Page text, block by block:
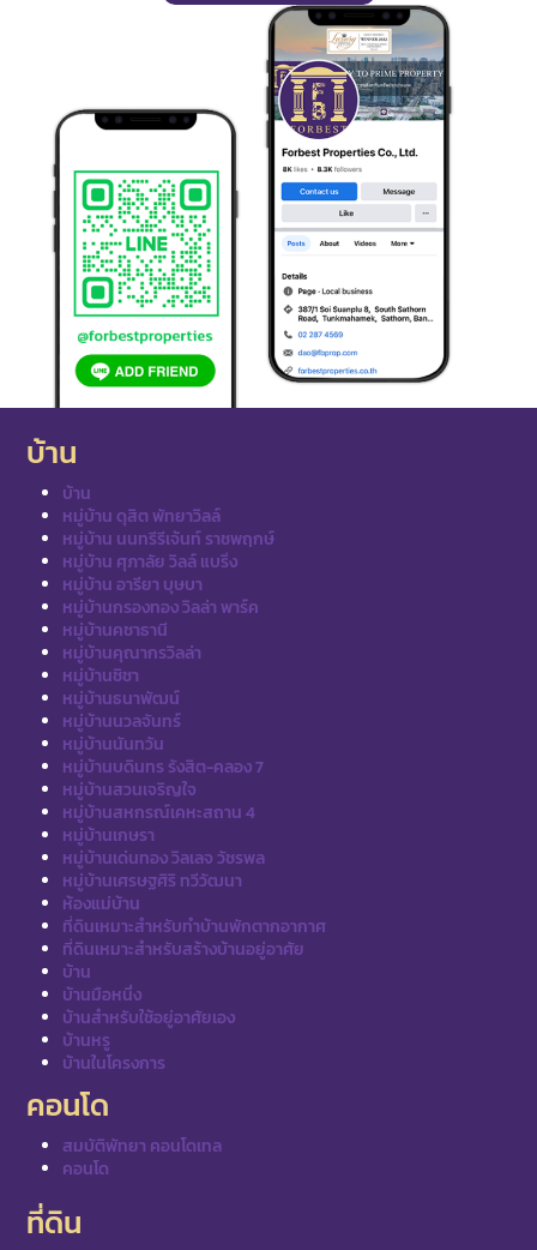
บ้าน
บ้าน
หมู่บ้าน ดุสิต พัทยาวิลล์
หมู่บ้าน นนทรีรีเจ้นท์ ราชพฤกษ์
หมู่บ้าน ศุภาลัย วิลล์ แบริ่ง
หมู่บ้าน อารียา บุษบา
หมู่บ้านกรองทอง วิลล่า พาร์ค
หมู่บ้านคชาธานี
หมู่บ้านคุณากรวิลล่า
หมู่บ้านชิชา
หมู่บ้านธนาพัฒน์
หมู่บ้านนวลจันทร์
หมู่บ้านนันทวัน
หมู่บ้านบดินทร รังสิต-คลอง 7
หมู่บ้านสวนเจริญใจ
หมู่บ้านสหกรณ์เคหะสถาน 4
หมู่บ้านเกษรา
หมู่บ้านเด่นทอง วิลเลจ วัชรพล
หมู่บ้านเศรษฐศิริ ทวีวัฒนา
ห้องแม่บ้าน
ที่ดินเหมาะสำหรับทำบ้านพักตากอากาศ
ที่ดินเหมาะสำหรับสร้างบ้านอยู่อาศัย
บ้าน
บ้านมือหนึ่ง
บ้านสำหรับใช้อยู่อาศัยเอง
บ้านหรู
บ้านในโครงการ
คอนโด
สมบัติพัทยา คอนโดเทล
คอนโด
ที่ดิน